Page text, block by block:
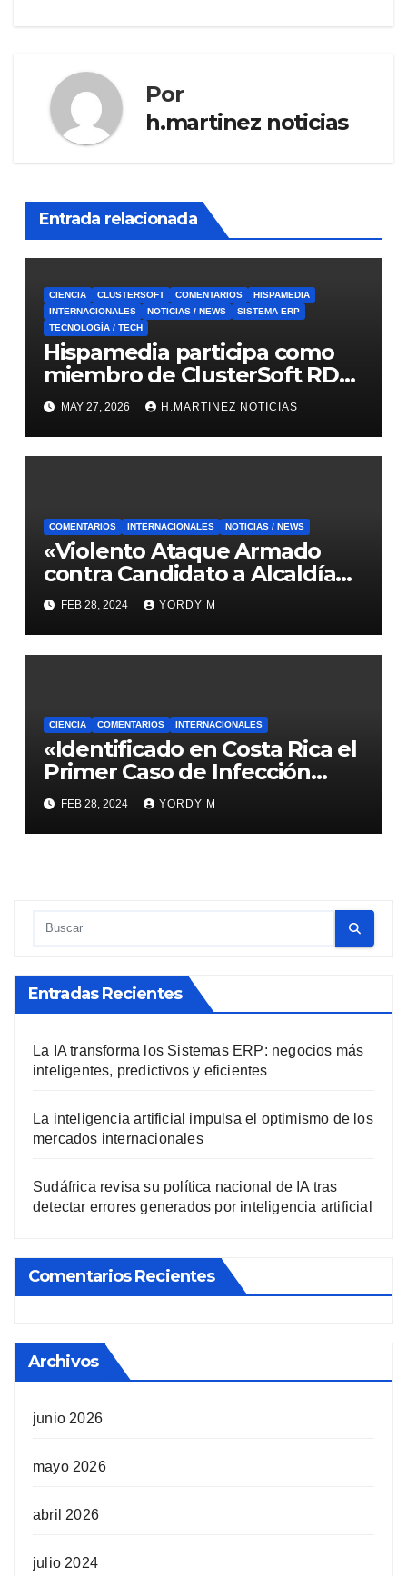
Por
h.martinez noticias
Entrada relacionada
CIENCIA CLUSTERSOFT COMENTARIOS
HISPAMEDIA
INTERNACIONALES
NOTICIAS / NEWS
SISTEMA ERP
TECNOLOGÍA / TECH
Hispamedia participa como
miembro de ClusterSoft RD
en CIbSE 2026
MAY 27, 2026 H.MARTINEZ NOTICIAS
COMENTARIOS INTERNACIONALES NOTICIAS / NEWS
«Violento Ataque Armado
contra Candidato a Alcaldía
en Michoacán, Región
Occidental de México»
FEB 28, 2024 YORDY M
CIENCIA COMENTARIOS INTERNACIONALES
«Identificado en Costa Rica el
Primer Caso de Infección
Humana por Gusano
Barrenador»
FEB 28, 2024 YORDY M
Entradas Recientes
La IA transforma los Sistemas ERP: negocios más
inteligentes, predictivos y eficientes
La inteligencia artificial impulsa el optimismo de los
mercados internacionales
Sudáfrica revisa su política nacional de IA tras
detectar errores generados por inteligencia artificial
Comentarios Recientes
Archivos
junio 2026
mayo 2026
abril 2026
julio 2024